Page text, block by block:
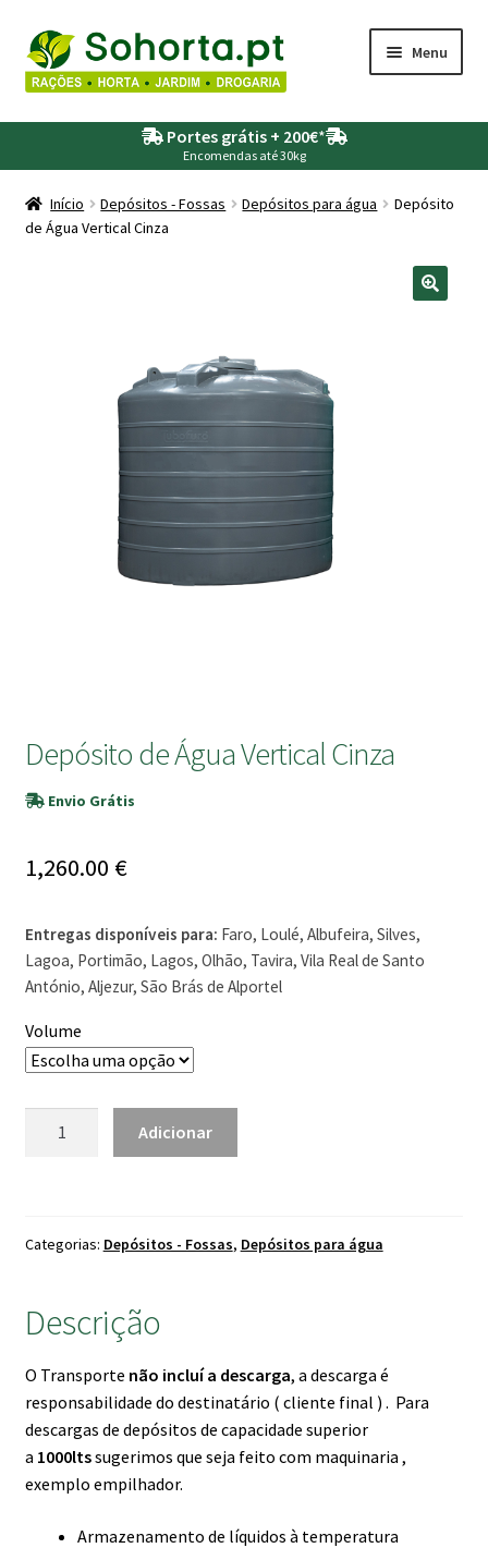
Ir
para
a
navegação
Saltar
para
o
conteúdo
Menu
Agricultura
Drogaria
Piscinas
Portes grátis + 200€*
Encomendas até 30kg
Início Depósitos - Fossas Depósitos para água
Depósito
de Água Vertical Cinza
Depósito de Água Vertical Cinza
Envio Grátis
1,260.00 €
Entregas disponíveis para: Faro, Loulé, Albufeira, Silves,
Lagoa, Portimão, Lagos, Olhão, Tavira, Vila Real de Santo
António, Aljezur, São Brás de Alportel
Volume
Vertical
Adicionar
Categorias: Depósitos - Fossas, Depósitos para água
Descrição
O Transporte não incluí a descarga, a descarga é
responsabilidade do destinatário ( cliente final ) . Para
descargas de depósitos de capacidade superior
a 1000ltssugerimos que seja feito com maquinaria ,
exemplo empilhador.
Armazenamento de líquidos à temperatura